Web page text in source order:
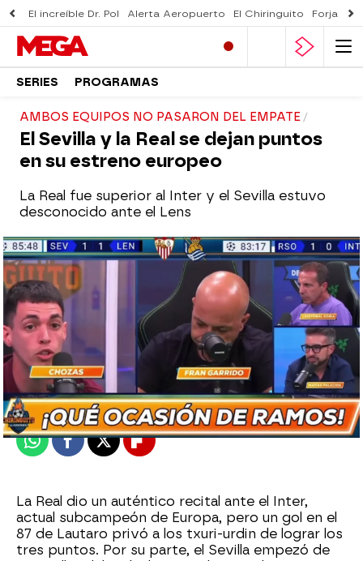
El increíble Dr. Pol Alerta Aeropuerto El Chiringuito Forjado
SERIES PROGRAMAS
AMBOS EQUIPOS NO PASARON DEL EMPATE
El Sevilla y la Real se dejan puntos
en su estreno europeo
La Real fue superior al Inter y el Sevilla estuvo
desconocido ante el Lens
El Chiringuito
Publicado:21 de septiembre de 2023, 02:19
WhatsappFacebook
X Flipboard
La Real dio un auténtico recital ante el Inter,
actual subcampeón de Europa, pero un gol en el
87 de Lautaro privó a los txuri-urdin de lograr los
tres puntos. Por su parte, el Sevilla empezó de